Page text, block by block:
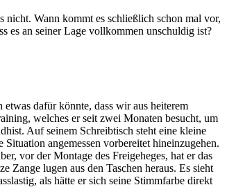
Wann kommt es schließlich schon mal vor,
es an seiner Lage vollkommen unschuldig ist?
dafür könnte, dass wir aus heiterem
welches er seit zwei Monaten besucht, um
Auf seinem Schreibtisch steht eine kleine
angemessen vorbereitet hineinzugehen.
vor der Montage des Freigeheges, hat er das
Zange lugen aus den Taschen heraus. Es sieht
als hätte er sich seine Stimmfarbe direkt